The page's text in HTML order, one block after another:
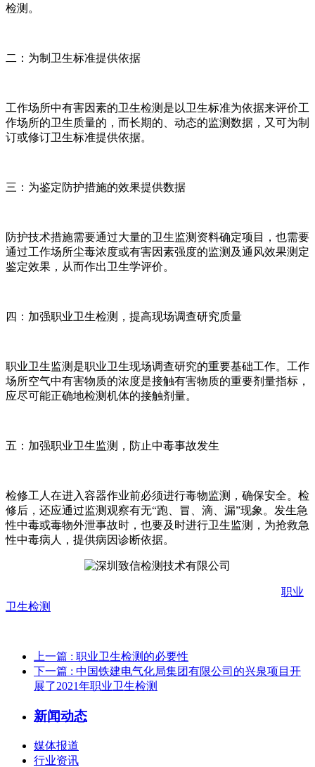
检测。
二：为制卫生标准提供依据
工作场所中有害因素的卫生检测是以卫生标准为依据来评价工
作场所的卫生质量的，而长期的、动态的监测数据，又可为制
订或修订卫生标准提供依据。
三：为鉴定防护措施的效果提供数据
防护技术措施需要通过大量的卫生监测资料确定项目，也需要
通过工作场所尘毒浓度或有害因素强度的监测及通风效果测定
鉴定效果，从而作出卫生学评价。
四：加强职业卫生检测，提高现场调查研究质量
职业卫生监测是职业卫生现场调查研究的重要基础工作。工作
场所空气中有害物质的浓度是接触有害物质的重要剂量指标，
应尽可能正确地检测机体的接触剂量。
五：加强职业卫生监测，防止中毒事故发生
检修工人在进入容器作业前必须进行毒物监测，确保安全。检
修后，还应通过监测观察有无“跑、冒、滴、漏”现象。发生急
性中毒或毒物外泄事故时，也要及时进行卫生监测，为抢救急
性中毒病人，提供病因诊断依据。
职业
卫生检测
上一篇 : 职业卫生检测的必要性
下一篇 : 中国铁建电气化局集团有限公司的兴泉项目开
展了2021年职业卫生检测
新闻动态
媒体报道
行业资讯